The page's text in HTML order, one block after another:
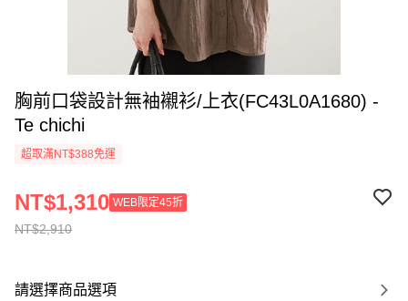
胸前口袋設計無袖襯衫/上衣(FC43L0A1680) -
Te chichi
超取滿NT$388免運
NT$2,910
NT$1,310 WEB限定45折
請選擇商品選項